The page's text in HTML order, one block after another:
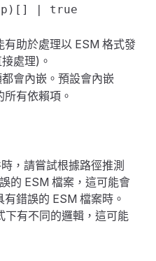
| true
助於處理以 ESM 格式發
處理)。
都會內嵌。預設會內嵌
所有依賴項。
，請嘗試根據路徑推測
的 ESM 檔案，這可能會
錯誤的 ESM 檔案時。
下有不同的邏輯，這可能